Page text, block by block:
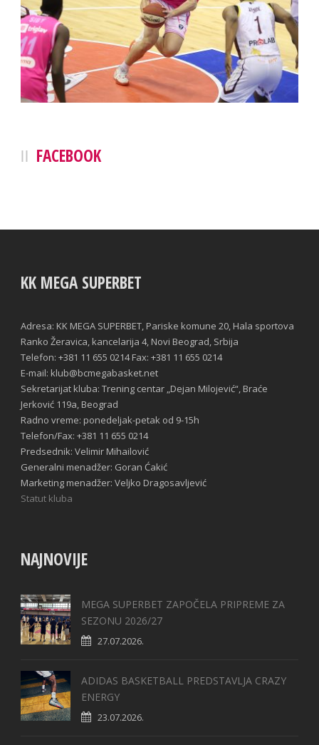
FACEBOOK
KK MEGA SUPERBET
Adresa: KK MEGA SUPERBET, Pariske komune 20, Hala sportova
Ranko Žeravica, kancelarija 4, Novi Beograd, Srbija
Telefon: +381 11 655 0214 Fax: +381 11 655 0214
E-mail: klub@bcmegabasket.net
Sekretarijat kluba: Trening centar „Dejan Milojević“, Braće
Jerković 119a, Beograd
Radno vreme: ponedeljak-petak od 9-15h
Telefon/Fax: +381 11 655 0214
Predsednik: Velimir Mihailović
Generalni menadžer: Goran Ćakić
Marketing menadžer: Veljko Dragosavljević
Statut kluba
NAJNOVIJE
MEGA SUPERBET ZAPOČELA PRIPREME ZA
SEZONU 2026/27
27.07.2026.
ADIDAS BASKETBALL PREDSTAVLJA CRAZY
ENERGY
23.07.2026.